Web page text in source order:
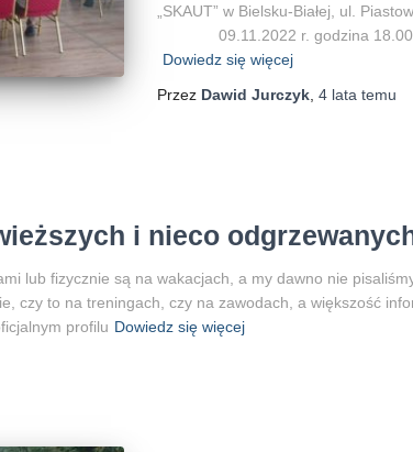
„SKAUT” w Bielsku-Białej, ul.
09.11.2022 r. godzina 18.00 (1
Dowiedz się więcej
Przez Dawid Jurczyk, 4 lata temu
i nieco
lub fizycznie są na wakacjach, a my dawno nie
czy to na treningach, czy na zawodach, a większość
profilu Dowiedz się więcej